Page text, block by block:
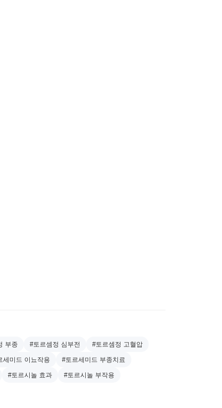
부종 #토르셈정 심부전 #토르셈정 고혈압
세미드 이뇨작용 #토르세미드 부종치료
#토르시놀 효과 #토르시놀 부작용